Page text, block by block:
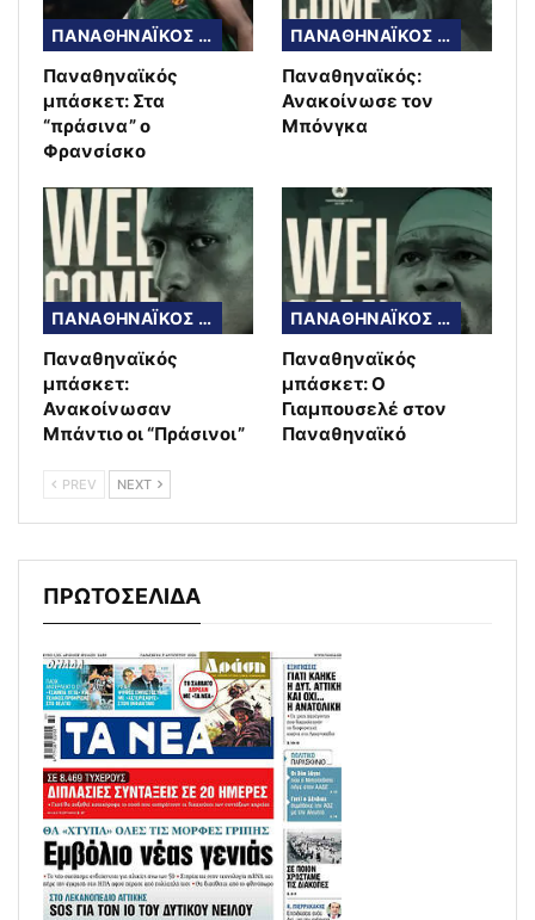
ΠΑΝΑΘΗΝΑΪΚΟΣ ΜΠΑΣΚΕΤ
Παναθηναϊκός
μπάσκετ: Στα
“πράσινα” ο
Φρανσίσκο
ΠΑΝΑΘΗΝΑΪΚΟΣ ΜΠΑΣΚΕΤ
Παναθηναϊκός:
Ανακοίνωσε τον
Μπόνγκα
ΠΑΝΑΘΗΝΑΪΚΟΣ ΜΠΑΣΚΕΤ
Παναθηναϊκός
μπάσκετ:
Ανακοίνωσαν
Μπάντιο οι “Πράσινοι”
ΠΑΝΑΘΗΝΑΪΚΟΣ ΜΠΑΣΚΕΤ
Παναθηναϊκός
μπάσκετ: Ο
Γιαμπουσελέ στον
Παναθηναϊκό
PREV NEXT
ΠΡΩΤΟΣΕΛΙΔΑ